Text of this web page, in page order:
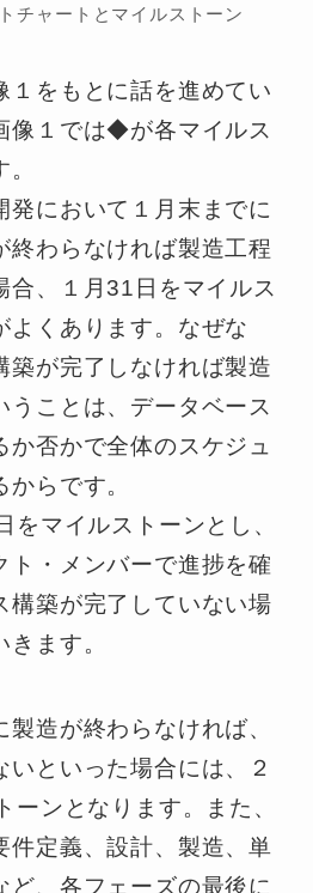
チャートとマイルストーン
１をもとに話を進めてい
像１では◆が各マイルス
発において１月末までに
終わらなければ製造工程
合、１月31日をマイルス
よくあります。なぜな
築が完了しなければ製造
うことは、データベース
か否かで全体のスケジュ
らです。
をマイルストーンとし、
ト・メンバーで進捗を確
構築が完了していない場
ます。
造が終わらなければ、
いといった場合には、２
ーンとなります。また、
件定義、設計、製造、単
ど、各フェーズの最後に